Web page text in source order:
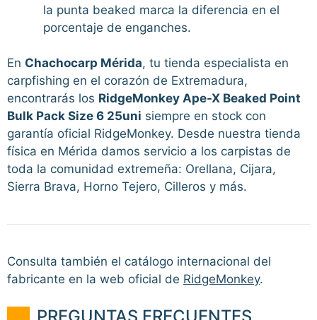
la punta beaked marca la diferencia en el
porcentaje de enganches.
En Chachocarp Mérida, tu tienda especialista en
carpfishing en el corazón de Extremadura,
encontrarás los RidgeMonkey Ape-X Beaked Point
Bulk Pack Size 6 25uni siempre en stock con
garantía oficial RidgeMonkey. Desde nuestra tienda
física en Mérida damos servicio a los carpistas de
toda la comunidad extremeña: Orellana, Cijara,
Sierra Brava, Horno Tejero, Cilleros y más.
Consulta también el catálogo internacional del
fabricante en la web oficial de RidgeMonkey.
PREGUNTAS FRECUENTES